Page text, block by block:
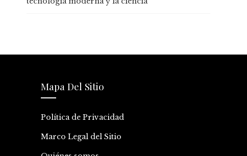
Mapa Del Sitio
Política de Privacidad
Marco Legal del Sitio